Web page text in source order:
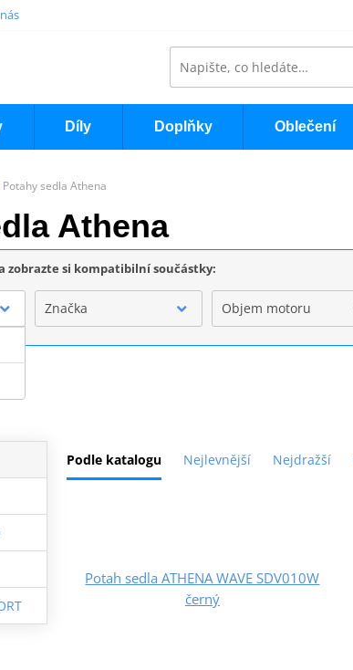
Díly Doplňky Oblečení
Potahy sedla Athena
Athena
zobrazte si kompatibilní součástky:
Značka Objem motoru
Podle katalogu Nejlevnější Nejdražší
Potah sedla ATHENA WAVE SDV010W
černý